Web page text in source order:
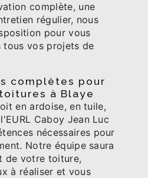
complète, une
régulier, nous
pour vous
tous vos projets de
complètes pour
à Blaye
en ardoise, en tuile,
Caboy Jean Luc
nécessaires pour
Notre équipe saura
de votre toiture,
à réaliser et vous